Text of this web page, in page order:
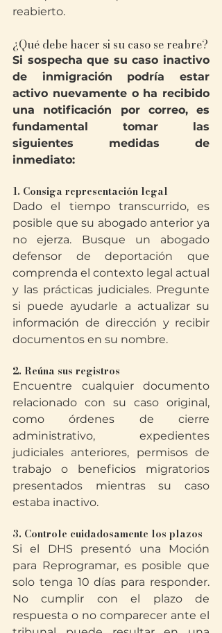
reabierto.
¿Qué debe hacer si su caso se reabre?
Si sospecha que su caso inactivo
de inmigración podría estar
activo nuevamente o ha recibido
una notificación por correo, es
fundamental tomar las
siguientes medidas de
inmediato:
1. Consiga representación legal
Dado el tiempo transcurrido, es
posible que su abogado anterior ya
no ejerza. Busque un abogado
defensor de deportación que
comprenda el contexto legal actual
y las prácticas judiciales. Pregunte
si puede ayudarle a actualizar su
información de dirección y recibir
documentos en su nombre.
2. Reúna sus registros
Encuentre cualquier documento
relacionado con su caso original,
como órdenes de cierre
administrativo, expedientes
judiciales anteriores, permisos de
trabajo o beneficios migratorios
presentados mientras su caso
estaba inactivo.
3. Controle cuidadosamente los plazos
Si el DHS presentó una Moción
para Reprogramar, es posible que
solo tenga 10 días para responder.
No cumplir con el plazo de
respuesta o no comparecer ante el